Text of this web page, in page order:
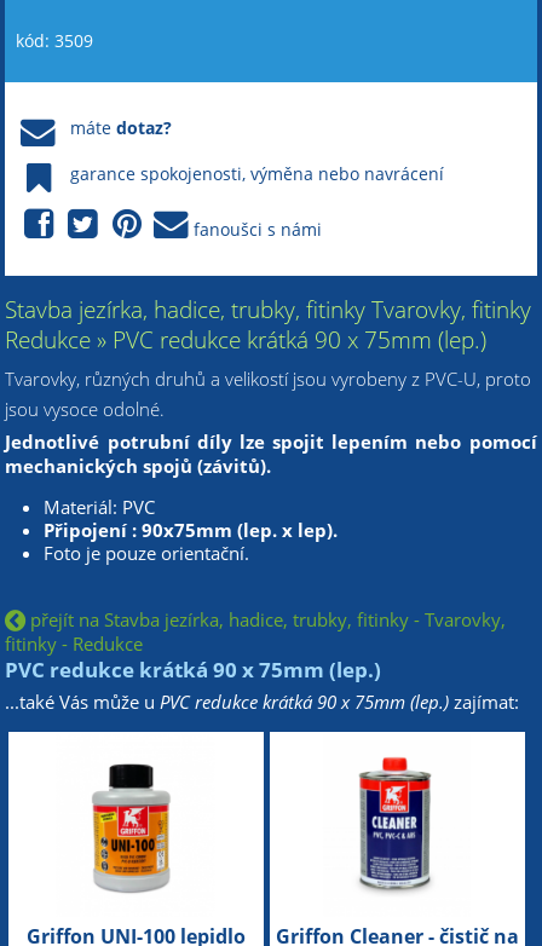
kód: 3509
mátedotaz?
garance spokojenosti, výměna nebo navrácení
fanoušci s námi
Stavba jezírka, hadice, trubky, fitinky Tvarovky, fitinky
Redukce » PVC redukce krátká 90 x 75mm (lep.)
Tvarovky, různých druhů a velikostí jsou vyrobeny z PVC-U, proto
jsou vysoce odolné.
Jednotlivé potrubní díly lze spojit lepením nebo pomocí
mechanických spojů (závitů).
Materiál: PVC
Připojení : 90x75mm (lep. x lep).
Foto je pouze orientační.
přejít na Stavba jezírka, hadice, trubky, fitinky - Tvarovky,
fitinky - Redukce
PVC redukce krátká 90 x 75mm (lep.)
...také Vás může u PVC redukce krátká 90 x 75mm (lep.) zajímat:
Griffon UNI-100 lepidlo
Griffon Cleaner - čistič na